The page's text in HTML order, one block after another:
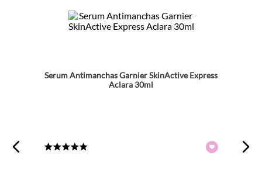
Serum Antimanchas Garnier SkinActive Express
Aclara 30ml